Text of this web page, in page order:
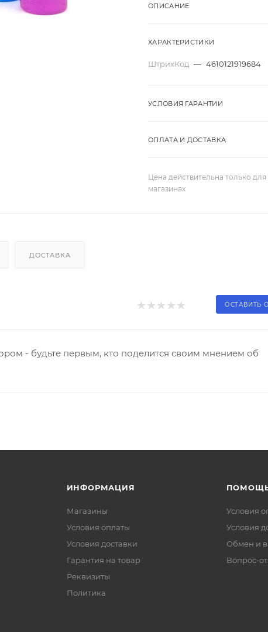
ОПИСАНИЕ
ХАРАКТЕРИСТИКИ
ШтрихКод — 4610121919684
УСЛОВИЯ ГАРАНТИИ
ОПЛАТА И ДОСТАВКА
Цена действительна только
магазинах
ДОСТАВКА
ОСТАВИТЬ
- будьте первым, кто поделится своим мнением об
ИНФОРМАЦИЯ
Магазины
Условия оплаты
Условия доставки
Гарантия на товар
Реквизиты
Политика
Условия
Условия
Обмен и
Вопрос-